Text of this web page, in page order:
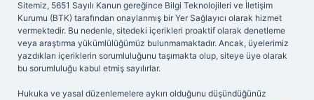
Sitemiz, 5651 Sayılı Kanun gereğince Bilgi Teknolojileri ve İletişim
Kurumu (BTK) tarafından onaylanmış bir Yer Sağlayıcı olarak hizmet
vermektedir. Bu nedenle, sitedeki içerikleri proaktif olarak denetleme
veya araştırma yükümlülüğümüz bulunmamaktadır. Ancak, üyelerimiz
yazdıkları içeriklerin sorumluluğunu taşımakta olup, siteye üye olarak
bu sorumluluğu kabul etmiş sayılırlar.
Hukuka ve yasal düzenlemelere aykırı olduğunu düşündüğünüz